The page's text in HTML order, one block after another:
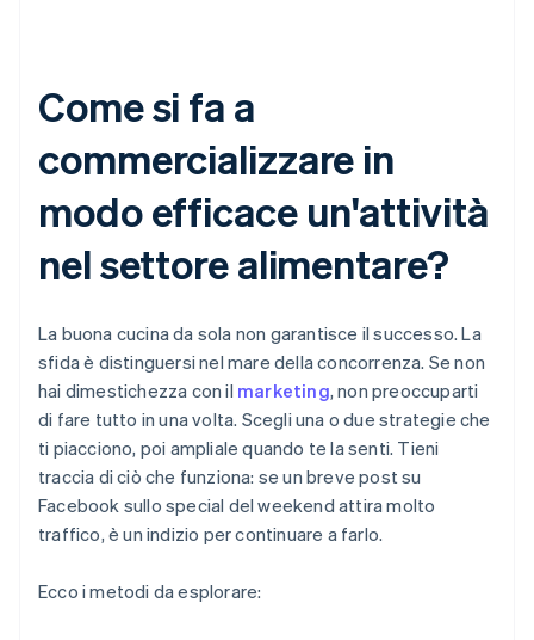
Come si fa a
commercializzare in
modo efficace un'attività
nel settore alimentare?
La buona cucina da sola non garantisce il successo. La
sfida è distinguersi nel mare della concorrenza. Se non
hai dimestichezza con il marketing, non preoccuparti
di fare tutto in una volta. Scegli una o due strategie che
ti piacciono, poi ampliale quando te la senti. Tieni
traccia di ciò che funziona: se un breve post su
Facebook sullo special del weekend attira molto
traffico, è un indizio per continuare a farlo.
Ecco i metodi da esplorare: